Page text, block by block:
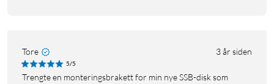
Tore 3 år siden
5/5
Trengte en monteringsbrakett for min nye SSB-disk som